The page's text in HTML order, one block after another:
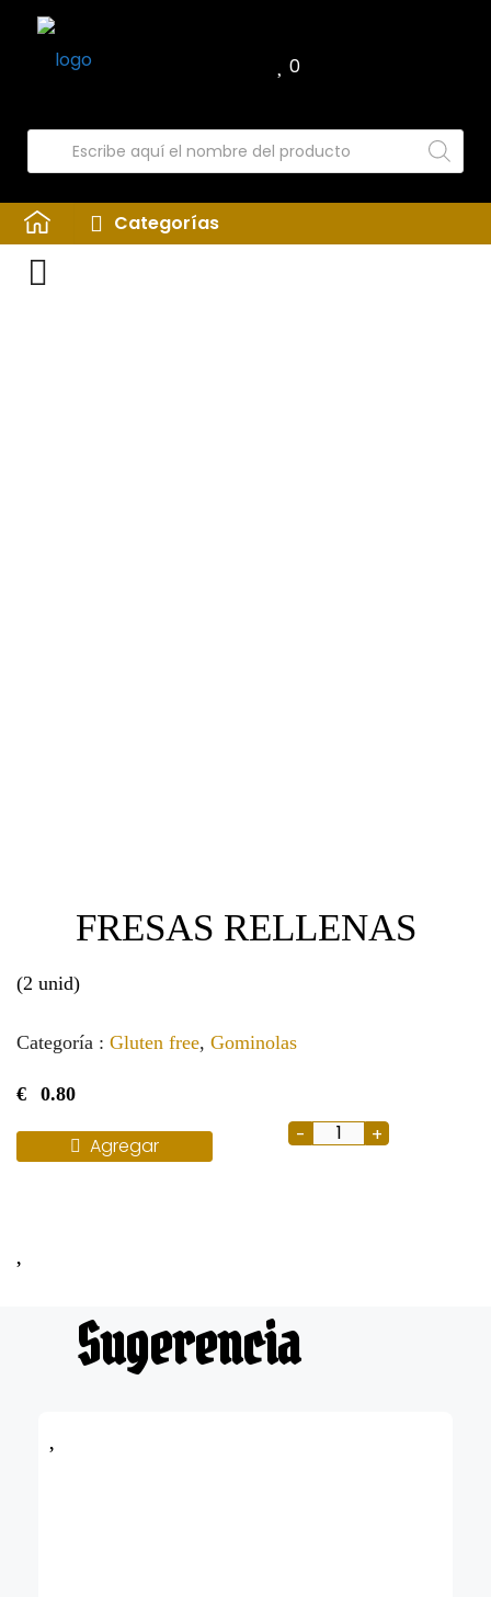
0
Categorías
FRESAS RELLENAS
(2 unid)
Categoría : Gluten free, Gominolas
€ 0.80
Agregar
Sugerencia